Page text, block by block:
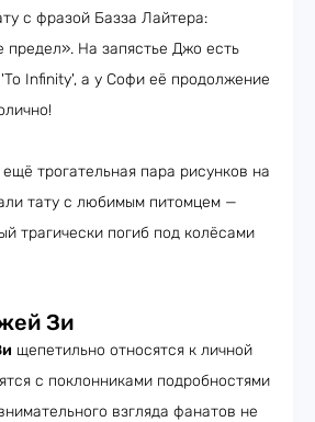
с фразой Базза Лайтера:
предел». На запястье Джо есть
Infinity', а у Софи её продолжение
трогательная пара рисунков на
тату с любимым питомцем —
трагически погиб под колёсами
Зи
щепетильно относятся к личной
с поклонниками подробностями
взгляда фанатов не